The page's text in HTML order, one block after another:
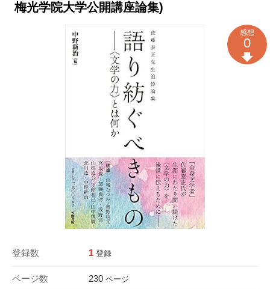
梅光学院大学公開講座論集)
登録数 1 登録
ページ数 230 ページ
感想
0